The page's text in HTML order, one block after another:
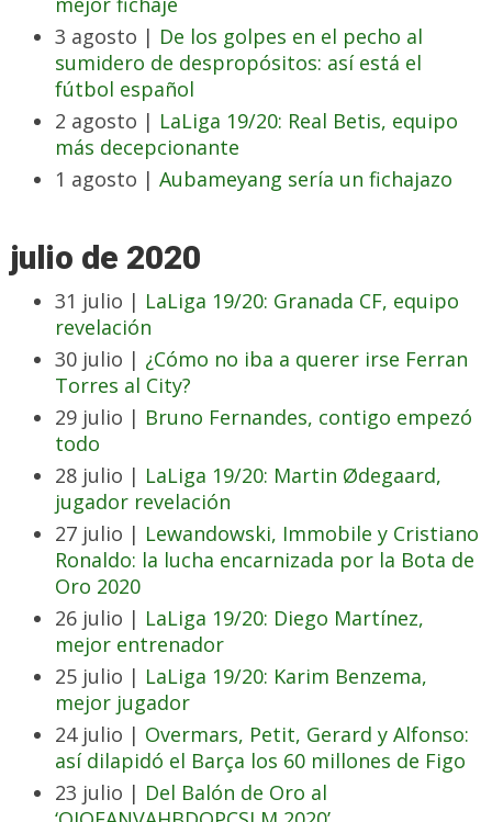
3 agosto | De los golpes en el pecho al
sumidero de despropósitos: así está el
fútbol español
2 agosto | LaLiga 19/20: Real Betis, equipo
más decepcionante
1 agosto | Aubameyang sería un fichajazo
julio de 2020
31 julio | LaLiga 19/20: Granada CF, equipo
revelación
30 julio | ¿Cómo no iba a querer irse Ferran
Torres al City?
29 julio | Bruno Fernandes, contigo empezó
todo
28 julio | LaLiga 19/20: Martin Ødegaard,
jugador revelación
27 julio | Lewandowski, Immobile y Cristiano
Ronaldo: la lucha encarnizada por la Bota de
Oro 2020
26 julio | LaLiga 19/20: Diego Martínez,
mejor entrenador
25 julio | LaLiga 19/20: Karim Benzema,
mejor jugador
24 julio | Overmars, Petit, Gerard y Alfonso:
así dilapidó el Barça los 60 millones de Figo
23 julio | Del Balón de Oro al